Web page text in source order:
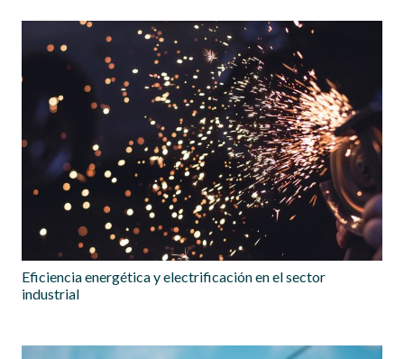
Eficiencia energética y electrificación en el sector
industrial